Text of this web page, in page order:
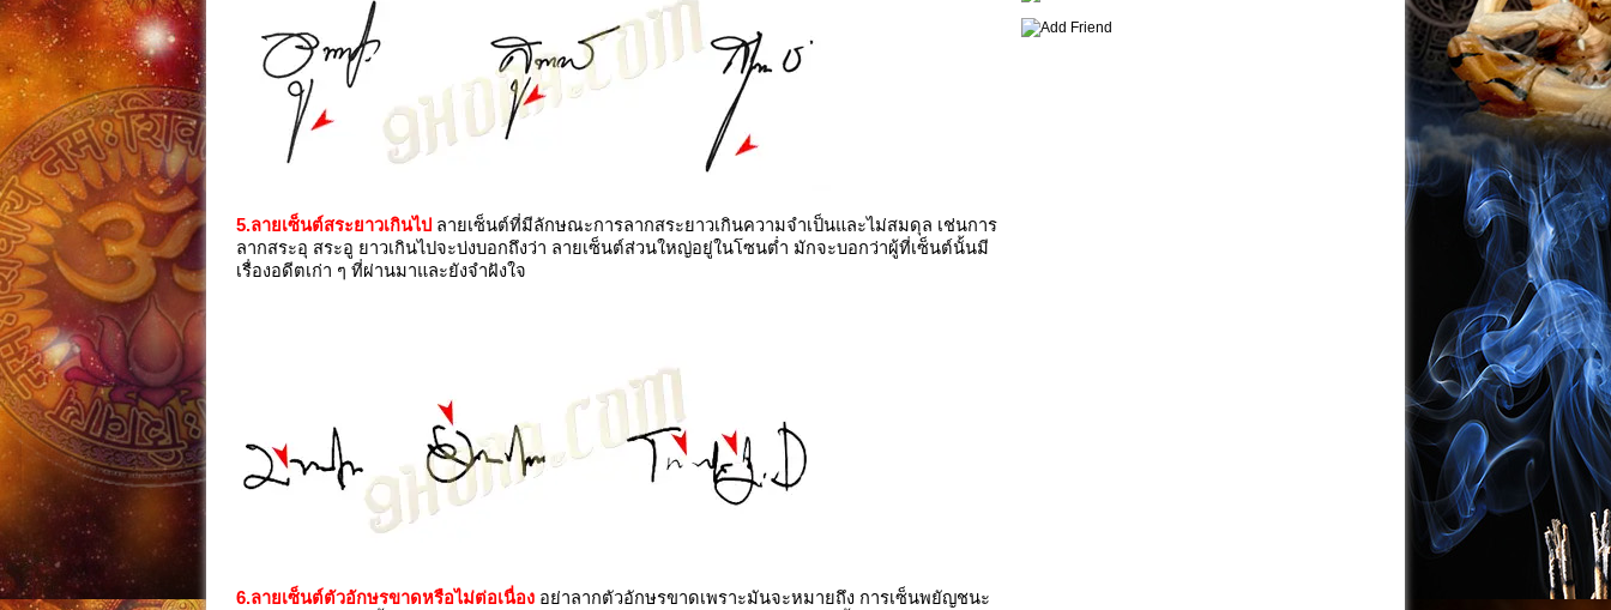
5.ลายเซ็นต์สระยาวเกินไป ลายเซ็นต์ที่มีลักษณะการลากสระยาวเกินความจำเป็นและไม่สมดุล เช่นการ
ลากสระอุ สระอู ยาวเกินไปจะบ่งบอกถึงว่า ลายเซ็นต์ส่วนใหญ่อยู่ในโซนตํ่า มักจะบอกว่าผู้ที่เซ็นต์นั้นมี
เรื่องอดีตเก่า ๆ ที่ผ่านมาและยังจำฝังใจ
6.ลายเซ็นต์ตัวอักษรขาดหรือไม่ต่อเนื่อง อย่าลากตัวอักษรขาดเพราะมันจะหมายถึง การเซ็นพยัญชนะ